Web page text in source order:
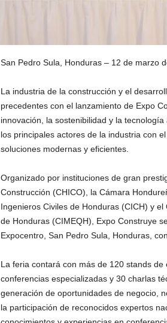
San Pedro Sula, Honduras – 12 de marzo
La industria de la construcción y el
precedentes con el lanzamiento de Expo
innovación, la sostenibilidad y la
los principales actores de la industria con
soluciones modernas y eficientes.
Organizado por instituciones de gran
Construcción (CHICO), la Cámara
Ingenieros Civiles de Honduras (CICH) y
de Honduras (CIMEQH), Expo Construye
Expocentro, San Pedro Sula, Honduras,
La feria contará con más de 120 stands
conferencias especializadas y 30 charlas
generación de oportunidades de negocio,
la participación de reconocidos expertos